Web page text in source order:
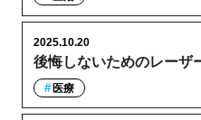
後悔しないためのレーザ
2025.10.20
医療